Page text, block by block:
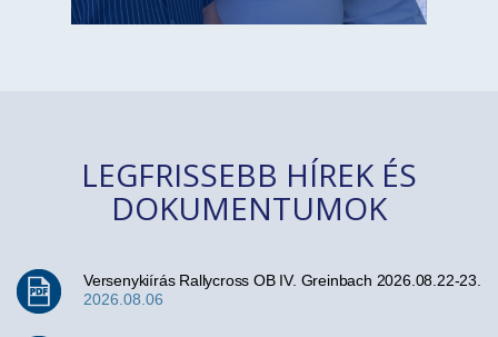
LEGFRISSEBB HÍREK ÉS
DOKUMENTUMOK
Versenykiírás Rallycross OB IV. Greinbach 2026.08.22-23.
2026.08.06